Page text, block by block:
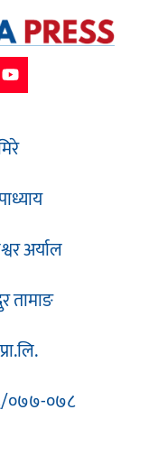
अर्याल
तामाङ
०७७-०७८